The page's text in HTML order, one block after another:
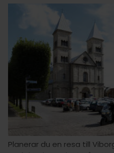
Planerar du en resa till